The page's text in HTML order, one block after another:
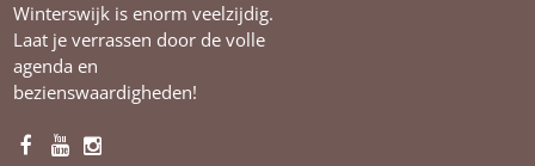
Winterswijk is enorm veelzijdig.
Laat je verrassen door de volle
agenda en
bezienswaardigheden!
F
Y
I